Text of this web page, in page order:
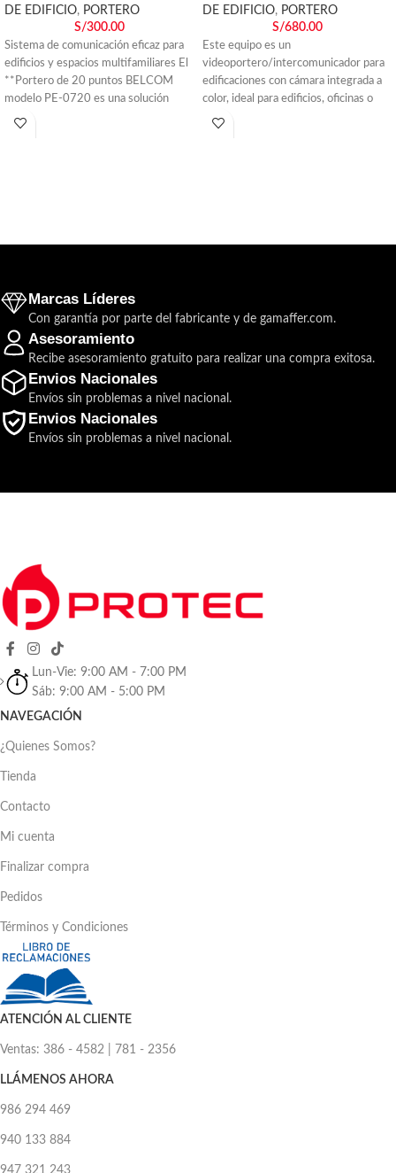
DE EDIFICIO, PORTERO
S/300.00
Sistema de comunicación eficaz para
edificios y espacios multifamiliares El
**Portero de 20 puntos BELCOM
modelo PE-0720 es una solución
DE EDIFICIO, PORTERO
S/680.00
Este equipo es un
videoportero/intercomunicador para
edificaciones con cámara integrada a
color, ideal para edificios, oficinas o
proyectos donde quieres
Marcas Líderes
Con garantía por parte del fabricante y de gamaffer.com.
Asesoramiento
Recibe asesoramiento gratuito para realizar una compra exitosa.
Envios Nacionales
Envíos sin problemas a nivel nacional.
Envios Nacionales
Envíos sin problemas a nivel nacional.
Lun-Vie: 9:00 AM - 7:00 PM
Sáb: 9:00 AM - 5:00 PM
NAVEGACIÓN
¿Quienes Somos?
Tienda
Contacto
Mi cuenta
Finalizar compra
Pedidos
Términos y Condiciones
ATENCIÓN AL CLIENTE
Ventas: 386 - 4582 | 781 - 2356
LLÁMENOS AHORA
986 294 469
940 133 884
947 321 243